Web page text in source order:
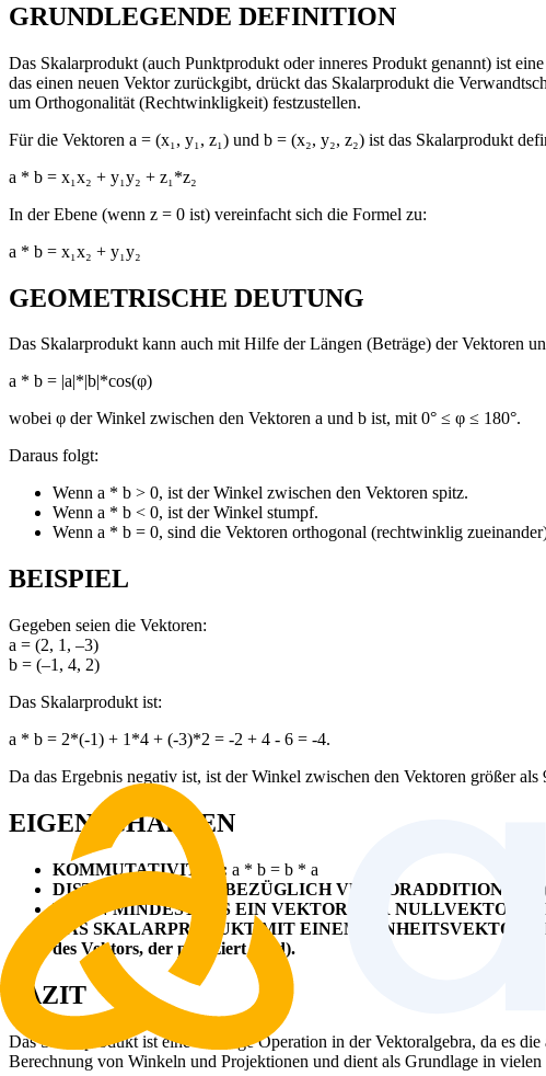
GRUNDLEGENDE DEFINITION
Das Skalarprodukt (auch Punktprodukt oder inneres Produkt genannt) ist
das einen neuen Vektor zurückgibt, drückt das Skalarprodukt die
um Orthogonalität (Rechtwinkligkeit) festzustellen.
Für die Vektoren a = (x₁, y₁, z₁) und b = (x₂, y₂, z₂) ist das Skalarprodukt
a * b = x₁x₂ + y₁y₂ + z₁*z₂
In der Ebene (wenn z = 0 ist) vereinfacht sich die Formel zu:
a * b = x₁x₂ + y₁y₂
GEOMETRISCHE DEUTUNG
Das Skalarprodukt kann auch mit Hilfe der Längen (Beträge) der Vektoren
a * b = |a|*|b|*cos(φ)
wobei φ der Winkel zwischen den Vektoren a und b ist, mit 0° ≤ φ ≤ 180°.
Daraus folgt:
Wenn a * b > 0, ist der Winkel zwischen den Vektoren spitz.
Wenn a * b < 0, ist der Winkel stumpf.
Wenn a * b = 0, sind die Vektoren orthogonal (rechtwinklig
BEISPIEL
Gegeben seien die Vektoren:
a = (2, 1, –3)
b = (–1, 4, 2)
Das Skalarprodukt ist:
a * b = 2*(-1) + 1*4 + (-3)*2 = -2 + 4 - 6 = -4.
Da das Ergebnis negativ ist, ist der Winkel zwischen den Vektoren größer als
EIGENSCHAFTEN
KOMMUTATIVITÄT: a * b = b * a
DISTRIBUTIVITÄT (BEZÜGLICH VEKTORADDITION):
a
WENN MINDESTENS EIN VEKTOR DER NULLVEKTOR
DAS SKALARPRODUKT MIT EINEM EINHEITSVEKTOR
des Vektors, der projiziert wird).
FAZIT
Das Skalarprodukt ist eine wichtige Operation in der Vektoralgebra, da es
Berechnung von Winkeln und Projektionen und dient als Grundlage in